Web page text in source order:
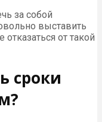
за собой
выставить
от такой
сроки